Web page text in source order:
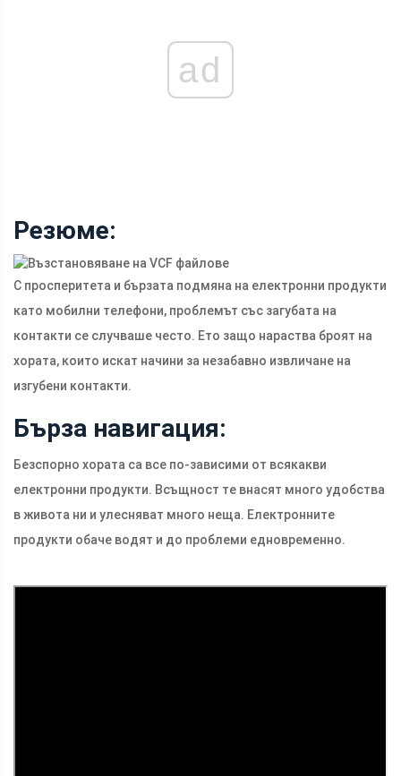
ad
Резюме:
С просперитета и бързата подмяна на електронни продукти
като мобилни телефони, проблемът със загубата на
контакти се случваше често. Ето защо нараства броят на
хората, които искат начини за незабавно извличане на
изгубени контакти.
Бърза навигация:
Безспорно хората са все по-зависими от всякакви
електронни продукти. Всъщност те внасят много удобства
в живота ни и улесняват много неща. Електронните
продукти обаче водят и до проблеми едновременно.